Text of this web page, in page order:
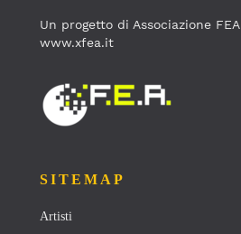
Un progetto di Associazione FEA
www.xfea.it
SITEMAP
Artisti